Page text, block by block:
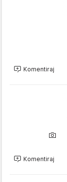
Komentiraj
Komentiraj